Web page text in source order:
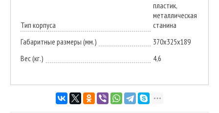
Тип корпуса
пластик,
металлическая
станина
Габаритные размеры (мм.)
370х325х189
Вес (кг.)
4,6